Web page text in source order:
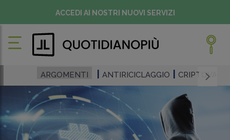
ACCEDI AI NOSTRI NUOVI SERVIZI
ARGOMENTI ANTIRICICLAGGIO